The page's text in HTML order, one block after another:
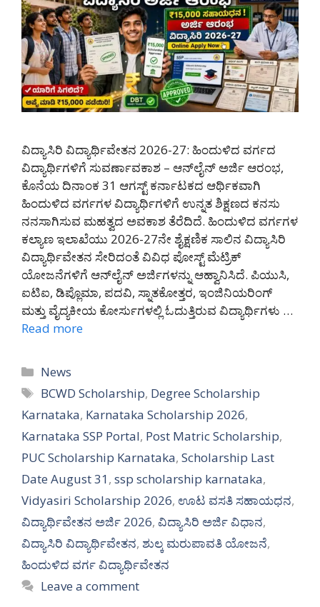
ವಿದ್ಯಾಸಿರಿ ವಿದ್ಯಾರ್ಥಿವೇತನ 2026-27: ಹಿಂದುಳಿದ ವರ್ಗದ
ವಿದ್ಯಾರ್ಥಿಗಳಿಗೆ ಸುವರ್ಣಾವಕಾಶ – ಆನ್‌ಲೈನ್ ಅರ್ಜಿ ಆರಂಭ,
ಕೊನೆಯ ದಿನಾಂಕ 31 ಆಗಸ್ಟ್ ಕರ್ನಾಟಕದ ಆರ್ಥಿಕವಾಗಿ
ಹಿಂದುಳಿದ ವರ್ಗಗಳ ವಿದ್ಯಾರ್ಥಿಗಳಿಗೆ ಉನ್ನತ ಶಿಕ್ಷಣದ ಕನಸು
ನನಸಾಗಿಸುವ ಮಹತ್ವದ ಅವಕಾಶ ತೆರೆದಿದೆ. ಹಿಂದುಳಿದ ವರ್ಗಗಳ
ಕಲ್ಯಾಣ ಇಲಾಖೆಯು 2026-27ನೇ ಶೈಕ್ಷಣಿಕ ಸಾಲಿನ ವಿದ್ಯಾಸಿರಿ
ವಿದ್ಯಾರ್ಥಿವೇತನ ಸೇರಿದಂತೆ ವಿವಿಧ ಪೋಸ್ಟ್ ಮೆಟ್ರಿಕ್
ಯೋಜನೆಗಳಿಗೆ ಆನ್‌ಲೈನ್ ಅರ್ಜಿಗಳನ್ನು ಆಹ್ವಾನಿಸಿದೆ. ಪಿಯುಸಿ,
ಐಟಿಐ, ಡಿಪ್ಲೊಮಾ, ಪದವಿ, ಸ್ನಾತಕೋತ್ತರ, ಇಂಜಿನಿಯರಿಂಗ್
ಮತ್ತು ವೈದ್ಯಕೀಯ ಕೋರ್ಸುಗಳಲ್ಲಿ ಓದುತ್ತಿರುವ ವಿದ್ಯಾರ್ಥಿಗಳು …
Read more
Categories
News
Tags
BCWD Scholarship, Degree Scholarship
Karnataka, Karnataka Scholarship 2026,
Karnataka SSP Portal, Post Matric Scholarship,
PUC Scholarship Karnataka, Scholarship Last
Date August 31, ssp scholarship karnataka,
Vidyasiri Scholarship 2026, ಊಟ ವಸತಿ ಸಹಾಯಧನ,
ವಿದ್ಯಾರ್ಥಿವೇತನ ಅರ್ಜಿ 2026, ವಿದ್ಯಾಸಿರಿ ಅರ್ಜಿ ವಿಧಾನ,
ವಿದ್ಯಾಸಿರಿ ವಿದ್ಯಾರ್ಥಿವೇತನ, ಶುಲ್ಕ ಮರುಪಾವತಿ ಯೋಜನೆ,
ಹಿಂದುಳಿದ ವರ್ಗ ವಿದ್ಯಾರ್ಥಿವೇತನ
Leave a comment